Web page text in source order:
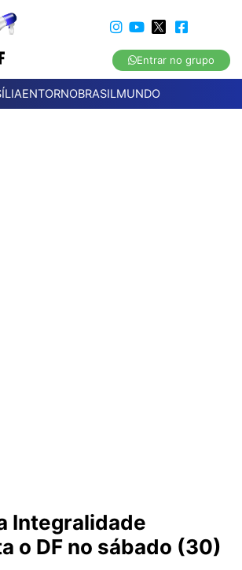
Entrar no grupo
ENTORNOBRASILMUNDO
Integralidade
o DF no sábado (30)